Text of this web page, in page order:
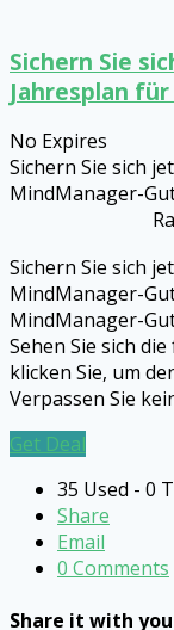
Sichern Sie
Jahresplan
No Expires
Sichern Sie sich
MindManager-
Sichern Sie sich
MindManager-
MindManager-
Sehen Sie sich
klicken Sie, um
Verpassen Sie
Get Deal
35 Used - 0
Share
Email
0 Comments
Share it with